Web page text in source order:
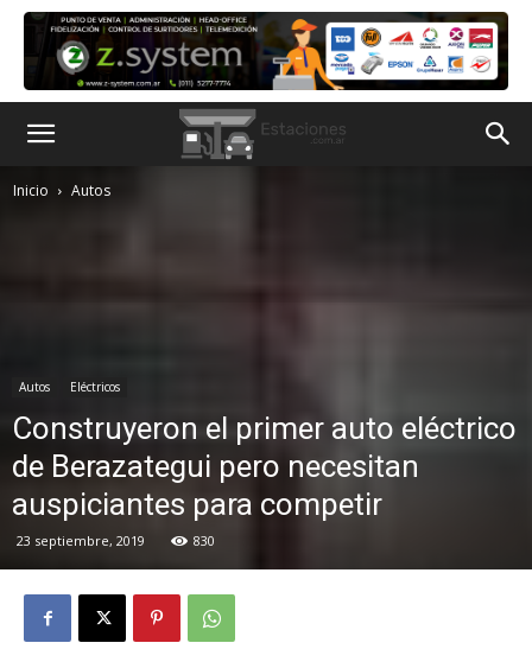
Inicio Autos
Autos Eléctricos
Construyeron el primer auto eléctrico
de Berazategui pero necesitan
auspiciantes para competir
23 septiembre, 2019 830